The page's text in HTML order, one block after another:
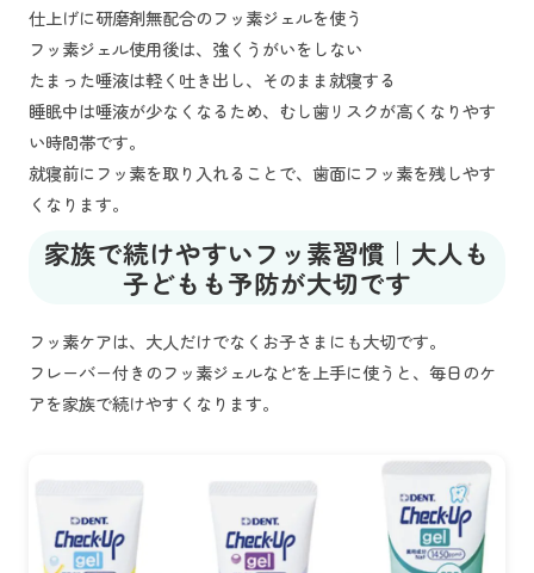
仕上げに研磨剤無配合のフッ素ジェルを使う
フッ素ジェル使用後は、強くうがいをしない
たまった唾液は軽く吐き出し、そのまま就寝する
睡眠中は唾液が少なくなるため、むし歯リスクが高くなりやす
い時間帯です。
就寝前にフッ素を取り入れることで、歯面にフッ素を残しやす
くなります。
家族で続けやすいフッ素習慣｜大人も
子どもも予防が大切です
フッ素ケアは、大人だけでなくお子さまにも大切です。
フレーバー付きのフッ素ジェルなどを上手に使うと、毎日のケ
アを家族で続けやすくなります。